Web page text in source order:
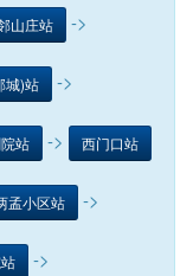
山庄站 ->
城)站 ->
站 -> 西门口站
孟小区站 ->
->